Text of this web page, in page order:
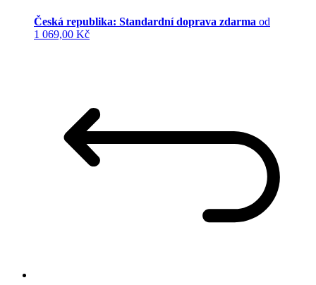
Česká republika: Standardní doprava zdarma od
1 069,00 Kč